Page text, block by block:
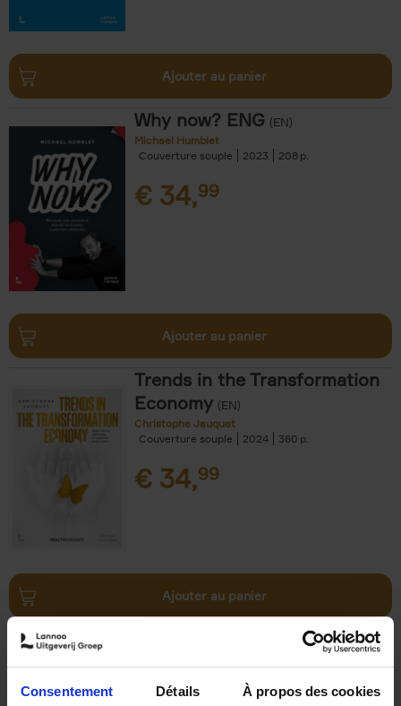
Consentement Détails À propos des cookies
Ajouter au panier
Why now? ENG (EN)
Michael Humblet
Couverture souple
2023 208
€ 34,99
Ajouter au panier
Trends in the Transformation
Economy (EN)
Christophe Jauquet
Couverture souple
2024 360
€ 34,99
Ajouter au panier
Operating With Positive
Impact (EN)
Axel Smits
Jochen Vincke
Couverture souple
2023 214